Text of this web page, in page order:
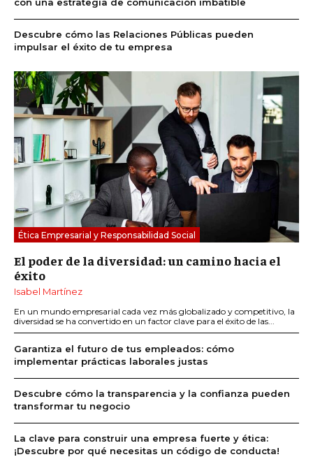
Descubre cómo las Relaciones Públicas pueden
impulsar el éxito de tu empresa
Ética Empresarial y Responsabilidad Social
El poder de la diversidad: un camino hacia el
éxito
Isabel Martínez
En un mundo empresarial cada vez más globalizado y competitivo, la
diversidad se ha convertido en un factor clave para el éxito de las...
Garantiza el futuro de tus empleados: cómo
implementar prácticas laborales justas
Descubre cómo la transparencia y la confianza pueden
transformar tu negocio
La clave para construir una empresa fuerte y ética:
¡Descubre por qué necesitas un código de conducta!